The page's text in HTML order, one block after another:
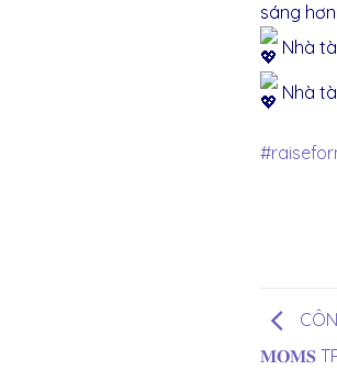
sáng hơn:
Nhà
Nhà
𝐌𝐎𝐌𝐒